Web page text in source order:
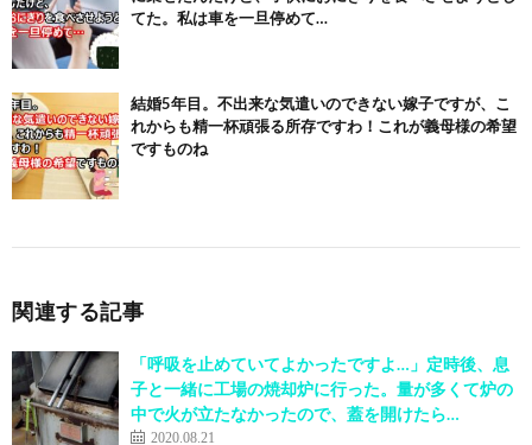
てた。私は車を一旦停めて…
結婚5年目。不出来な気遣いのできない嫁子ですが、こ
れからも精一杯頑張る所存ですわ！これが義母様の希望
ですものね
関連する記事
「呼吸を止めていてよかったですよ…」定時後、息
子と一緒に工場の焼却炉に行った。量が多くて炉の
中で火が立たなかったので、蓋を開けたら…
2020.08.21